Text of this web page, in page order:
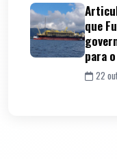
que
para
22